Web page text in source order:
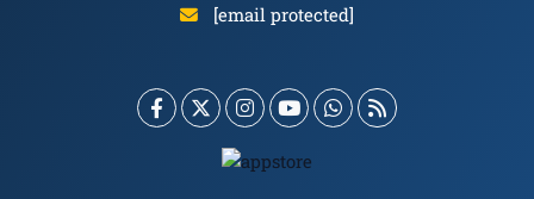
[email protected]